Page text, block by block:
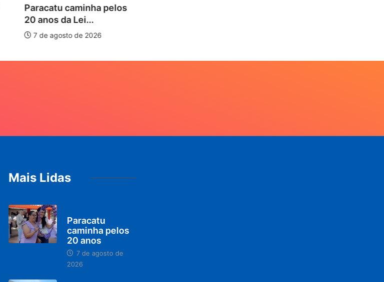
Paracatu caminha pelos
20 anos da Lei...
7 de agosto de 2026
Mais Lidas
Paracatu
caminha pelos
20 anos
7 de agosto de
2026